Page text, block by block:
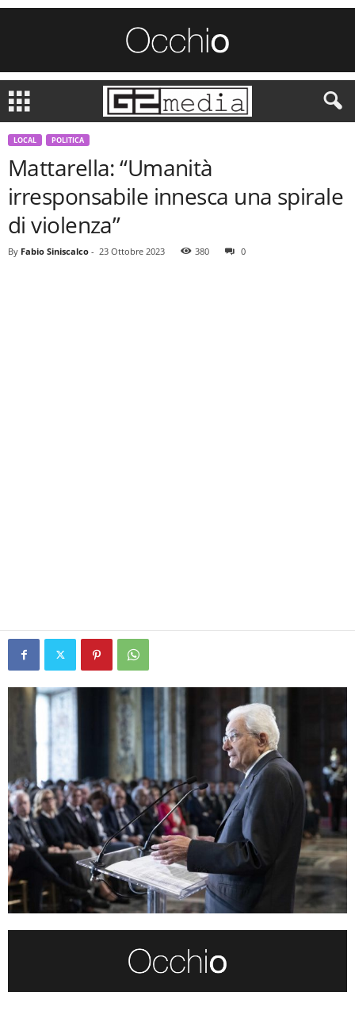
LOCAL POLITICA
Mattarella: “Umanità
irresponsabile innesca una spirale
di violenza”
By Fabio Siniscalco - 23 Ottobre 2023 380 0